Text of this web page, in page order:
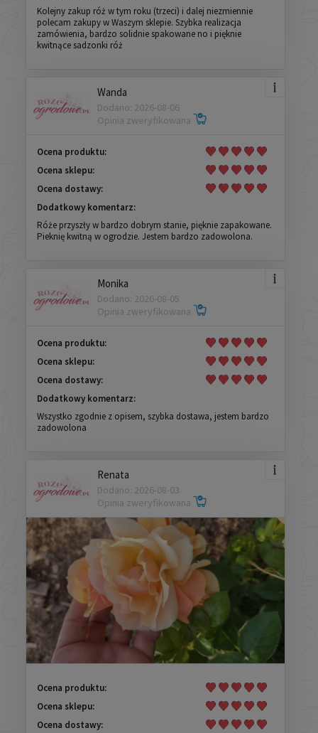
Kolejny zakup róż w tym roku (trzeci) i dalej niezmiennie
polecam zakupy w Waszym sklepie. Szybka realizacja
zamówienia, bardzo solidnie spakowane no i pięknie
kwitnące sadzonki róż
Wanda
Dodano: 2026-08-06
Opinia zweryfikowana
Ocena produktu:
Ocena sklepu:
Ocena dostawy:
Dodatkowy komentarz:
Róże przyszły w bardzo dobrym stanie, pięknie zapakowane.
Pieknię kwitną w ogrodzie. Jestem bardzo zadowolona.
Monika
Dodano: 2026-08-05
Opinia zweryfikowana
Ocena produktu:
Ocena sklepu:
Ocena dostawy:
Dodatkowy komentarz:
Wszystko zgodnie z opisem, szybka dostawa, jestem bardzo
zadowolona
Renata
Dodano: 2026-08-03
Opinia zweryfikowana
Ocena produktu:
Ocena sklepu:
Ocena dostawy: